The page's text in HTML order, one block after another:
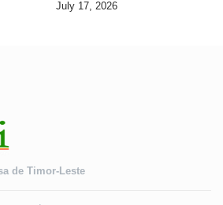
July 17, 2026
de Timor-Leste